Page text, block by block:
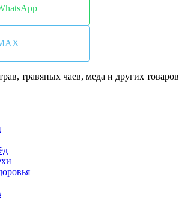
травяных чаев, меда и других товаров